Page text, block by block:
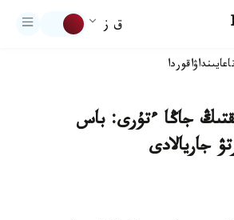
ق ز
اقوردا
جاڭا ءتۇرى: باس
جاريالادى